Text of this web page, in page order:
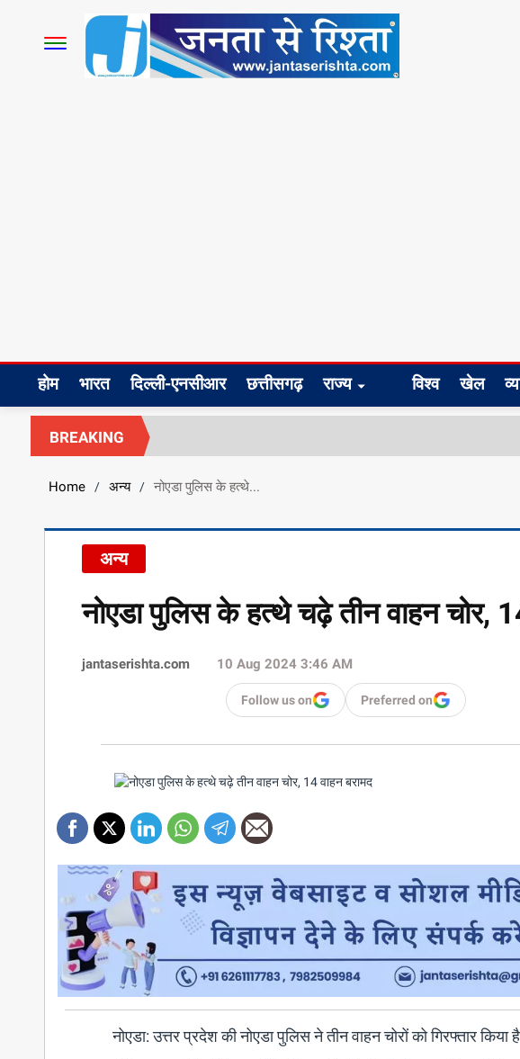
होम भारत दिल्ली-एनसीआर छत्तीसगढ़ राज्य विश्व खेल
BREAKING
Home / अन्य / नोएडा पुलिस के हत्थे...
अन्य
नोएडा पुलिस के हत्थे चढ़े तीन वाहन चोर,
jantaserishta.com 10 Aug 2024 3:46 AM
Follow us on Preferred on
नोएडा: उत्तर प्रदेश की नोएडा पुलिस ने तीन वाहन चोरों को गिरफ्तार